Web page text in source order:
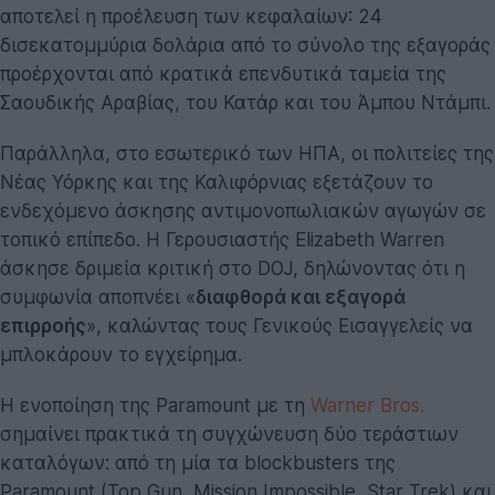
αποτελεί η προέλευση των κεφαλαίων: 24
δισεκατομμύρια δολάρια από το σύνολο της εξαγοράς
προέρχονται από κρατικά επενδυτικά ταμεία της
Σαουδικής Αραβίας, του Κατάρ και του Άμπου Ντάμπι.
Παράλληλα, στο εσωτερικό των ΗΠΑ, οι πολιτείες της
Νέας Υόρκης και της Καλιφόρνιας εξετάζουν το
ενδεχόμενο άσκησης αντιμονοπωλιακών αγωγών σε
τοπικό επίπεδο. Η Γερουσιαστής Elizabeth Warren
άσκησε δριμεία κριτική στο DOJ, δηλώνοντας ότι η
συμφωνία αποπνέει «διαφθορά και εξαγορά
επιρροής», καλώντας τους Γενικούς Εισαγγελείς να
μπλοκάρουν το εγχείρημα.
Η ενοποίηση της Paramount με τη Warner Bros.
σημαίνει πρακτικά τη συγχώνευση δύο τεράστιων
καταλόγων: από τη μία τα blockbusters της